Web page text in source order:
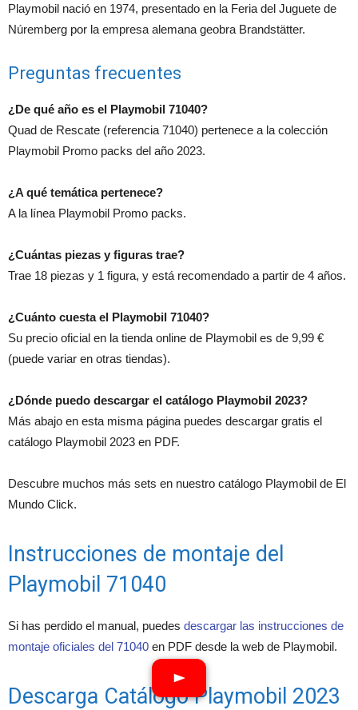
Playmobil nació en 1974, presentado en la Feria del Juguete de
Núremberg por la empresa alemana geobra Brandstätter.
Preguntas frecuentes
¿De qué año es el Playmobil 71040?
Quad de Rescate (referencia 71040) pertenece a la colección
Playmobil Promo packs del año 2023.
¿A qué temática pertenece?
A la línea Playmobil Promo packs.
¿Cuántas piezas y figuras trae?
Trae 18 piezas y 1 figura, y está recomendado a partir de 4 años.
¿Cuánto cuesta el Playmobil 71040?
Su precio oficial en la tienda online de Playmobil es de 9,99 €
(puede variar en otras tiendas).
¿Dónde puedo descargar el catálogo Playmobil 2023?
Más abajo en esta misma página puedes descargar gratis el
catálogo Playmobil 2023 en PDF.
Descubre muchos más sets en nuestro catálogo Playmobil de El
Mundo Click.
Instrucciones de montaje del
Playmobil 71040
Si has perdido el manual, puedes descargar las instrucciones de
montaje oficiales del 71040 en PDF desde la web de Playmobil.
Descarga Catálogo Playmobil 2023